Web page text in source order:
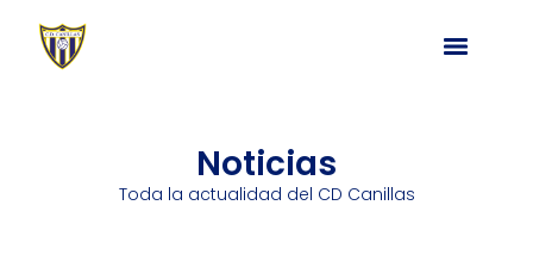
Noticias
Toda la actualidad del CD Canillas